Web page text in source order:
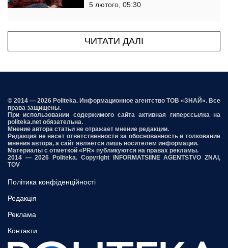
5 лютого, 05:30
ЧИТАТИ ДАЛІ
© 2014 — 2026 Politeka. Информационное агентство ТОВ «ЗНАЙ». Все
права защищены.
При использовании содержимого сайта активная гиперссылка на
politeka.net обязательна.
Мнение автора статьи не отражает мнение редакции.
Редакция не несет ответственности за обоснованность и толкование
мнения автора, а сайт является лишь носителем информации.
Материалы с отметкой «PR» публикуются на правах рекламы.
2014 — 2026 Politeka. Copyright INFORMATSIINE AGENTSTVO ZNAI,
TOV
Політика конфіденційності
Редакція
Реклама
Контакти